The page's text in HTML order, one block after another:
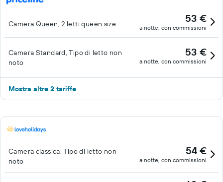
Camera Queen, 2 letti queen size 53 €
a notte, con commissioni
Camera Standard, Tipo di letto non
noto
53 €
a notte, con commissioni
Mostra altre 2 tariffe
Camera classica, Tipo di letto non
noto
54 €
a notte, con commissioni